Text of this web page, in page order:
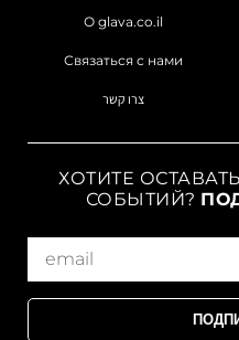
О glava.co.il
Связаться с нами
צרו קשר
ХОТИТЕ
СОБЫТИЙ?